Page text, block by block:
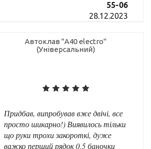
55-06
28.12.2023
Автоклав "А40 electro"
(Універсальний)
Придбав, випробував вже двічі, все
просто шикарно!) Виявилось тільки
що руки трохи закороткі, дуже
важко перший рядок 0.5 баночки